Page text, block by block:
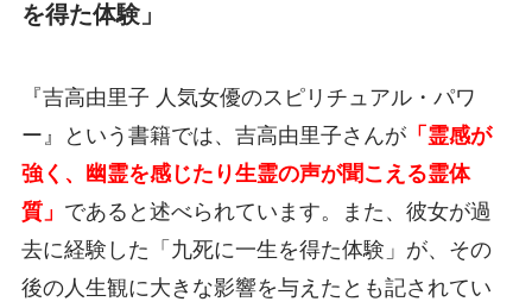
を得た体験」
『吉高由里子 人気女優のスピリチュアル・パワ
ー』という書籍では、吉高由里子さんが「霊感が
強く、幽霊を感じたり生霊の声が聞こえる霊体
質」 であると述べられています。また、彼女が過
去に経験した「九死に一生を得た体験」が、その
後の人生観に大きな影響を与えたとも記されてい